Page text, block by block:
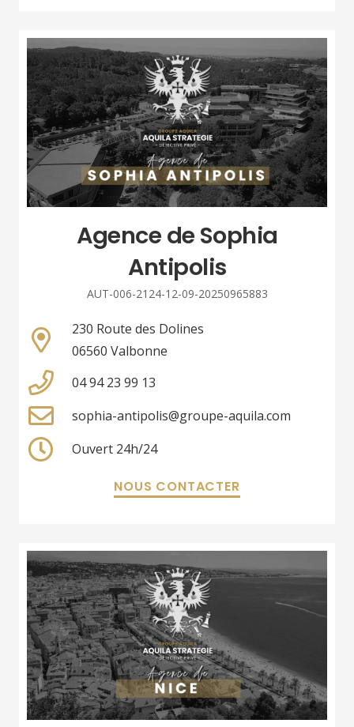
Agence de Sophia
Antipolis
AUT-006-2124-12-09-20250965883
230 Route des Dolines
06560 Valbonne
04 94 23 99 13
sophia-antipolis@groupe-aquila.com
Ouvert 24h/24
NOUS CONTACTER